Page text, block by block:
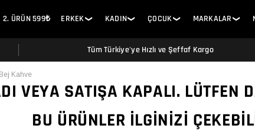
2. ÜRÜN 599₺ ERKEK ❯ KADIN❯ ÇOCUK ❯ MARKALAR ❯
Tüm Türkiye'ye Hızlı ve Şeffaf Kargo
Kahve
VEYA SATIŞA KAPALI. LÜTFEN
BU ÜRÜNLER İLGINIZI